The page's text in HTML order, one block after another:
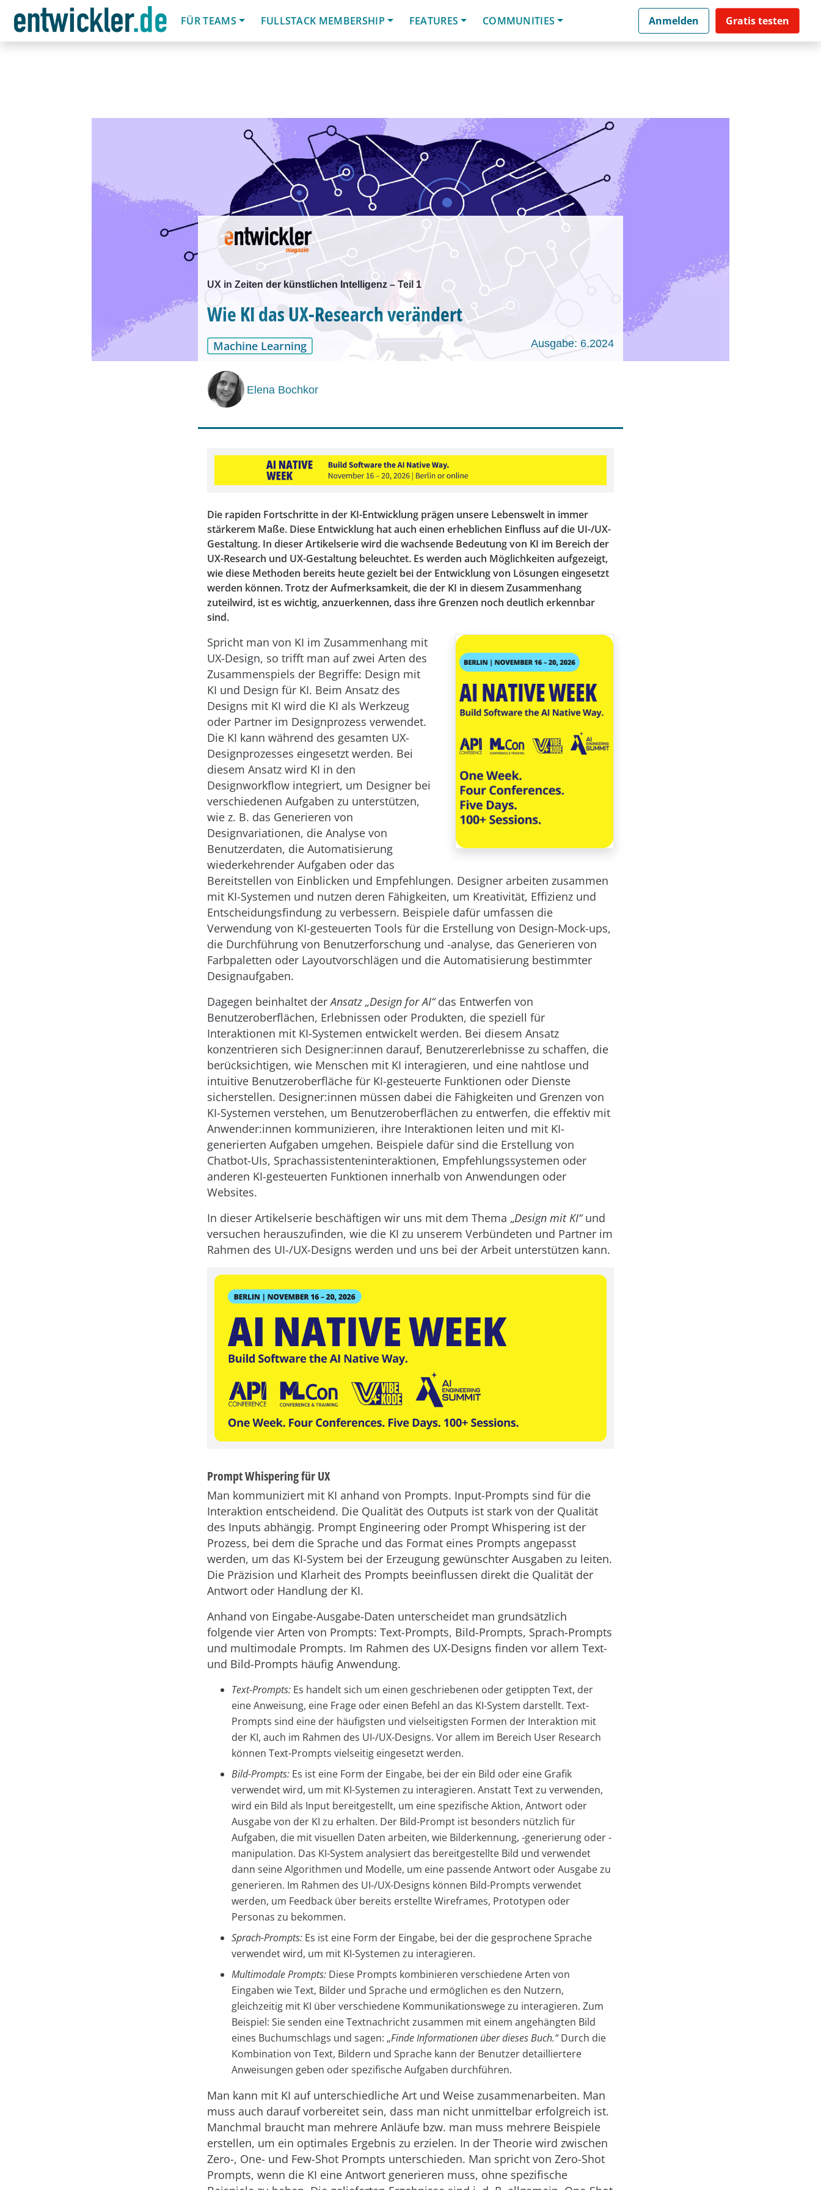
FÜR TEAMS
FULLSTACK MEMBERSHIP FEATURES COMMUNITIES Anmelden Gratis testen
UX in Zeiten der künstlichen Intelligenz – Teil 1
Wie KI das UX-Research verändert
Machine Learning Ausgabe: 6.2024
Elena Bochkor
Die rapiden Fortschritte in der KI-Entwicklung prägen unsere Lebenswelt in immer
stärkerem Maße. Diese Entwicklung hat auch einen erheblichen Einfluss auf die UI-/UX-
Gestaltung. In dieser Artikelserie wird die wachsende Bedeutung von KI im Bereich der
UX-Research und UX-Gestaltung beleuchtet. Es werden auch Möglichkeiten aufgezeigt,
wie diese Methoden bereits heute gezielt bei der Entwicklung von Lösungen eingesetzt
werden können. Trotz der Aufmerksamkeit, die der KI in diesem Zusammenhang
zuteilwird, ist es wichtig, anzuerkennen, dass ihre Grenzen noch deutlich erkennbar
sind.
Spricht man von KI im Zusammenhang mit
UX-Design, so trifft man auf zwei Arten des
Zusammenspiels der Begriffe: Design mit
KI und Design für KI. Beim Ansatz des
Designs mit KI wird die KI als Werkzeug
oder Partner im Designprozess verwendet.
Die KI kann während des gesamten UX-
Designprozesses eingesetzt werden. Bei
diesem Ansatz wird KI in den
Designworkflow integriert, um Designer bei
verschiedenen Aufgaben zu unterstützen,
wie z. B. das Generieren von
Designvariationen, die Analyse von
Benutzerdaten, die Automatisierung
wiederkehrender Aufgaben oder das
Bereitstellen von Einblicken und Empfehlungen. Designer arbeiten zusammen
mit KI-Systemen und nutzen deren Fähigkeiten, um Kreativität, Effizienz und
Entscheidungsfindung zu verbessern. Beispiele dafür umfassen die
Verwendung von KI-gesteuerten Tools für die Erstellung von Design-Mock-ups,
die Durchführung von Benutzerforschung und -analyse, das Generieren von
Farbpaletten oder Layoutvorschlägen und die Automatisierung bestimmter
Designaufgaben.
Dagegen beinhaltet derAnsatz „Design for AI“das Entwerfen von
Benutzeroberflächen, Erlebnissen oder Produkten, die speziell für
Interaktionen mit KI-Systemen entwickelt werden. Bei diesem Ansatz
konzentrieren sich Designer:innen darauf, Benutzererlebnisse zu schaffen, die
berücksichtigen, wie Menschen mit KI interagieren, und eine nahtlose und
intuitive Benutzeroberfläche für KI-gesteuerte Funktionen oder Dienste
sicherstellen. Designer:innen müssen dabei die Fähigkeiten und Grenzen von
KI-Systemen verstehen, um Benutzeroberflächen zu entwerfen, die effektiv mit
Anwender:innen kommunizieren, ihre Interaktionen leiten und mit KI-
generierten Aufgaben umgehen. Beispiele dafür sind die Erstellung von
Chatbot-UIs, Sprachassistenteninteraktionen, Empfehlungssystemen oder
anderen KI-gesteuerten Funktionen innerhalb von Anwendungen oder
Websites.
In dieser Artikelserie beschäftigen wir uns mit dem Thema „Design mit KI“und
versuchen herauszufinden, wie die KI zu unserem Verbündeten und Partner im
Rahmen des UI-/UX-Designs werden und uns bei der Arbeit unterstützen kann.
Prompt Whispering für UX
Man kommuniziert mit KI anhand von Prompts. Input-Prompts sind für die
Interaktion entscheidend. Die Qualität des Outputs ist stark von der Qualität
des Inputs abhängig. Prompt Engineering oder Prompt Whispering ist der
Prozess, bei dem die Sprache und das Format eines Prompts angepasst
werden, um das KI-System bei der Erzeugung gewünschter Ausgaben zu leiten.
Die Präzision und Klarheit des Prompts beeinflussen direkt die Qualität der
Antwort oder Handlung der KI.
Anhand von Eingabe-Ausgabe-Daten unterscheidet man grundsätzlich
folgende vier Arten von Prompts: Text-Prompts, Bild-Prompts, Sprach-Prompts
und multimodale Prompts. Im Rahmen des UX-Designs finden vor allem Text-
und Bild-Prompts häufig Anwendung.
Text-Prompts: Es handelt sich um einen geschriebenen oder getippten Text, der
eine Anweisung, eine Frage oder einen Befehl an das KI-System darstellt. Text-
Prompts sind eine der häufigsten und vielseitigsten Formen der Interaktion mit
der KI, auch im Rahmen des UI-/UX-Designs. Vor allem im Bereich User Research
können Text-Prompts vielseitig eingesetzt werden.
Bild-Prompts: Es ist eine Form der Eingabe, bei der ein Bild oder eine Grafik
verwendet wird, um mit KI-Systemen zu interagieren. Anstatt Text zu verwenden,
wird ein Bild als Input bereitgestellt, um eine spezifische Aktion, Antwort oder
Ausgabe von der KI zu erhalten. Der Bild-Prompt ist besonders nützlich für
Aufgaben, die mit visuellen Daten arbeiten, wie Bilderkennung, -generierung oder -
manipulation. Das KI-System analysiert das bereitgestellte Bild und verwendet
dann seine Algorithmen und Modelle, um eine passende Antwort oder Ausgabe zu
generieren. Im Rahmen des UI-/UX-Designs können Bild-Prompts verwendet
werden, um Feedback über bereits erstellte Wireframes, Prototypen oder
Personas zu bekommen.
Sprach-Prompts: Es ist eine Form der Eingabe, bei der die gesprochene Sprache
verwendet wird, um mit KI-Systemen zu interagieren.
Multimodale Prompts: Diese Prompts kombinieren verschiedene Arten von
Eingaben wie Text, Bilder und Sprache und ermöglichen es den Nutzern,
gleichzeitig mit KI über verschiedene Kommunikationswege zu interagieren. Zum
Beispiel: Sie senden eine Textnachricht zusammen mit einem angehängten Bild
eines Buchumschlags und sagen: „Finde Informationen über dieses Buch.“Durch die
Kombination von Text, Bildern und Sprache kann der Benutzer detailliertere
Anweisungen geben oder spezifische Aufgaben durchführen.
Man kann mit KI auf unterschiedliche Art und Weise zusammenarbeiten. Man
muss auch darauf vorbereitet sein, dass man nicht unmittelbar erfolgreich ist.
Manchmal braucht man mehrere Anläufe bzw. man muss mehrere Beispiele
erstellen, um ein optimales Ergebnis zu erzielen. In der Theorie wird zwischen
Zero-, One- und Few-Shot Prompts unterschieden. Man spricht von Zero-Shot
Prompts, wenn die KI eine Antwort generieren muss, ohne spezifische